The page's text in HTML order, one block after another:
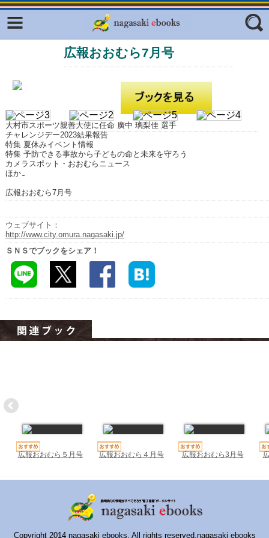
フリーワード
ジャンル
広報おおむら7月号
大村市スポーツ親善大使に任命 廣中 璃梨佳 選手
チャレンジデー2023結果報告
特集 夏休みイベント情報
特集 予防できる事故から子どもの命と未来を守ろう
カメラスポット・おおむらニュース
ほか
広報おおむら7月号
ウェブサイト：
http://www.city.omura.nagasaki.jp/
ＳＮＳでブックをシェア！
広報おおむら５月号 広報おおむら４月号 広報おおむら3月号
Copyright 2014 nagasaki ebooks. All rights reserved.nagasaki ebooks
Facebook
ふくいろキラリプロジェクト
ラリー（TOKYO Brochures）
はじめてご利用される方へ
コンテンツ
広報誌ナビ
明治日本の産業革命遺産
関連遺産
大学・専門学校ナビ
ハイスクールナビ
小・中学校ナビ
いきebooks
はさみebooks
さいかいイーブックス
長崎MICE観光マップ